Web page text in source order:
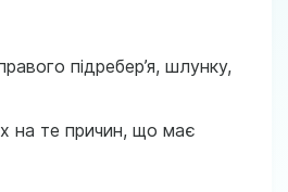
підребер’я, шлунку,
на те причин, що має